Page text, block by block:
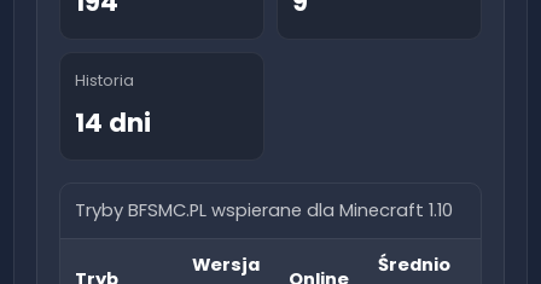
Historia
14 dni
Tryby BFSMC.PL wspierane dla Minecraft1.10
Tryb
Wersja
Online
Średnio